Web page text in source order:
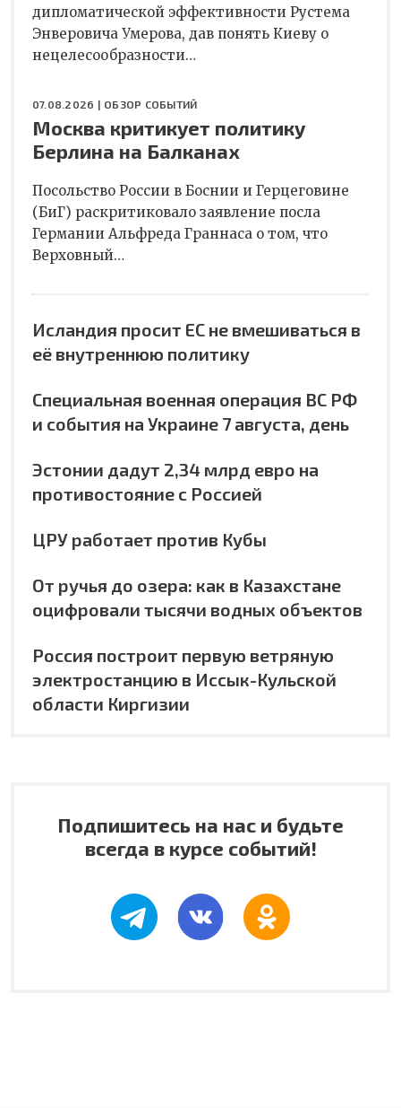
дипломатической эффективности Рустема
Энверовича Умерова, дав понять Киеву о
нецелесообразности…
07.08.2026 | ОБЗОР СОБЫТИЙ
Москва критикует политику
Берлина на Балканах
Посольство России в Боснии и Герцеговине
(БиГ) раскритиковало заявление посла
Германии Альфреда Граннаса о том, что
Верховный…
Исландия просит ЕС не вмешиваться в
её внутреннюю политику
Специальная военная операция ВС РФ
и события на Украине 7 августа, день
Эстонии дадут 2,34 млрд евро на
противостояние с Россией
ЦРУ работает против Кубы
От ручья до озера: как в Казахстане
оцифровали тысячи водных объектов
Россия построит первую ветряную
электростанцию в Иссык-Кульской
области Киргизии
Подпишитесь на нас и будьте
всегда в курсе событий!